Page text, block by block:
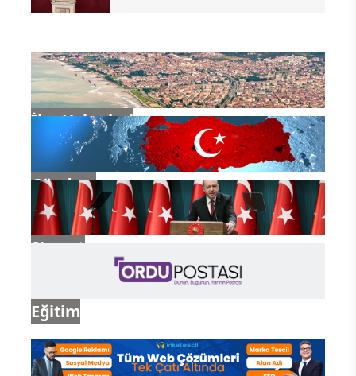
İlçe Haberleri
Gündem
Siyaset
Eğitim